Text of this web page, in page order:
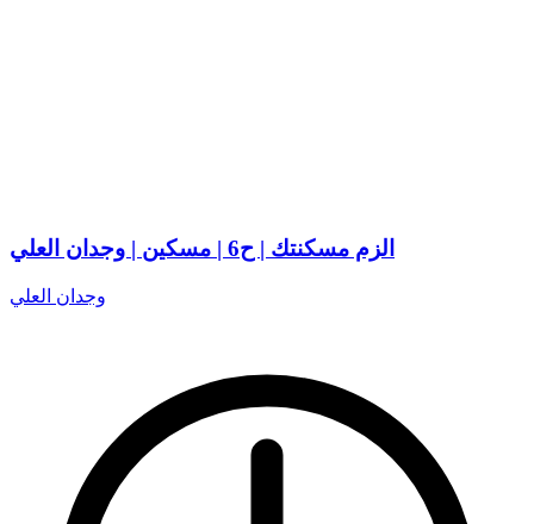
الزم مسكنتك | ح6 | مسكين | وجدان العلي
وجدان العلي